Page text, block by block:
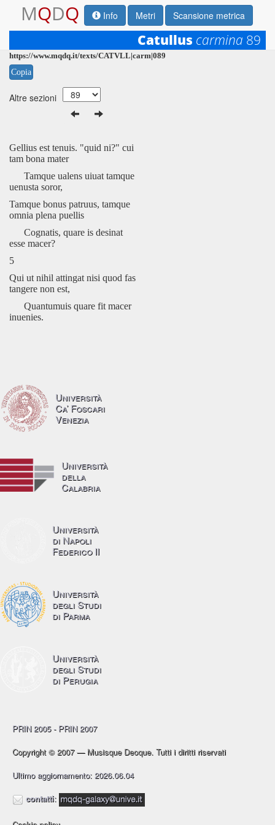
MQDQ Info Metri Scansione metrica
Catullus carmina 89
https://www.mqdq.it/texts/CATVLL|carm|089
Copia
Altre sezioni
Gellius est tenuis. "quid ni?" cui
tam bona mater
Tamque ualens uiuat tamque
uenusta soror,
Tamque bonus patruus, tamque
omnia plena puellis
Cognatis, quare is desinat
esse macer?
5
Qui ut nihil attingat nisi quod fas
tangere non est,
Quantumuis quare fit macer
inuenies.
Università
Ca’ Foscari
Venezia
Università
della
Calabria
Università
di Napoli
Federico II
Università
degli Studi
di Parma
Università
degli Studi
di Perugia
PRIN 2005 - PRIN 2007
Copyright © 2007 — Musisque Deoque. Tutti i diritti riservati
Ultimo aggiornamento: 2026.06.04
contatti: